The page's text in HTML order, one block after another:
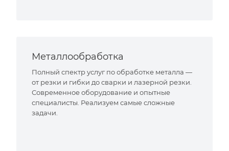
Металлообработка
Полный спектр услуг по обработке металла —
от резки и гибки до сварки и лазерной резки.
Современное оборудование и опытные
специалисты. Реализуем самые сложные
задачи.